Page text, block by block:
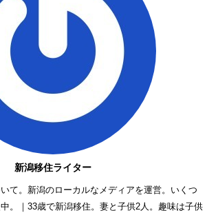
新潟移住ライター
て。新潟のローカルなメディアを運営。いくつ
。｜33歳で新潟移住。妻と子供2人。趣味は子供